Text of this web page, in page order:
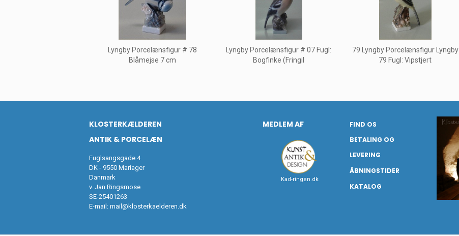
Lyngby Porcelænsfigur # 78
Blåmejse 7 cm
Lyngby Porcelænsfigur # 07 Fugl:
Bogfinke (Fringil
79 Lyngby Porcelænsfigur Lyngby
79 Fugl: Vipstjert
KLOSTERKÆLDEREN
ANTIK & PORCELÆN
Fuglsangsgade 4
DK - 9550 Mariager
Danmark
v. Jan Ringsmose
SE-25401263
E-mail: mail@klosterkaelderen.dk
MEDLEM AF
Kad-ringen.dk
FIND OS
BETALING OG
LEVERING
ÅBNINGSTIDER
KATALOG